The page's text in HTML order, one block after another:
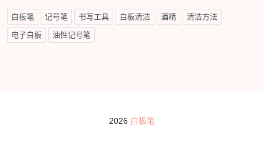
白板笔 记号笔 书写工具 白板清洁 酒精 清洁方法
电子白板 油性记号笔
2026 白板笔